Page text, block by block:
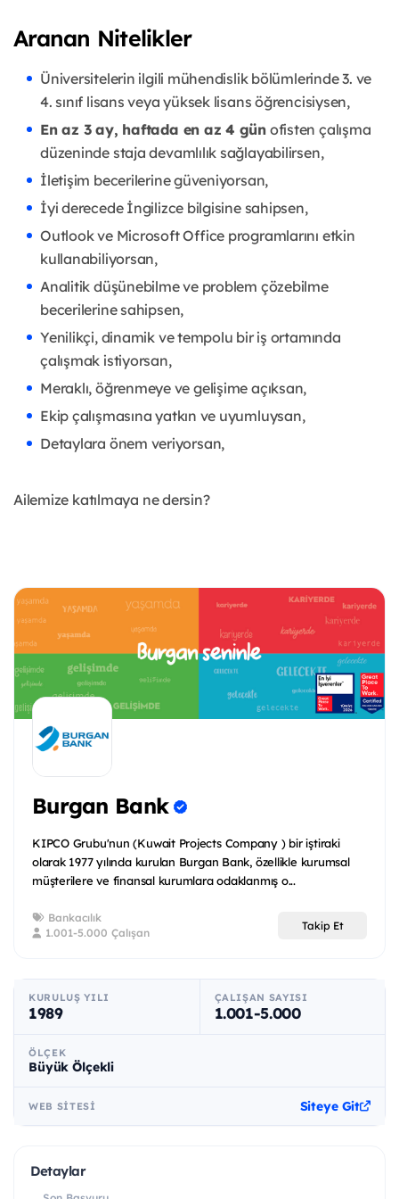
Aranan Nitelikler
Üniversitelerin ilgili mühendislik bölümlerinde 3. ve
4. sınıf lisans veya yüksek lisans öğrencisiysen,
En az 3 ay, haftada en az 4 gün ofisten çalışma
düzeninde staja devamlılık sağlayabilirsen,
İletişim becerilerine güveniyorsan,
İyi derecede İngilizce bilgisine sahipsen,
Outlook ve Microsoft Office programlarını etkin
kullanabiliyorsan,
Analitik düşünebilme ve problem çözebilme
becerilerine sahipsen,
Yenilikçi, dinamik ve tempolu bir iş ortamında
çalışmak istiyorsan,
Meraklı, öğrenmeye ve gelişime açıksan,
Ekip çalışmasına yatkın ve uyumluysan,
Detaylara önem veriyorsan,
Ailemize katılmaya ne dersin?
Burgan Bank
KIPCO Grubu'nun (Kuwait Projects Company ) bir iştiraki
olarak 1977 yılında kurulan Burgan Bank, özellikle kurumsal
müşterilere ve finansal kurumlara odaklanmış o...
Bankacılık
1.001-5.000 Çalışan
Takip Et
KURULUŞ YILI
1989
ÇALIŞAN SAYISI
1.001-5.000
ÖLÇEK
Büyük Ölçekli
WEB SITESI Siteye Git
Detaylar